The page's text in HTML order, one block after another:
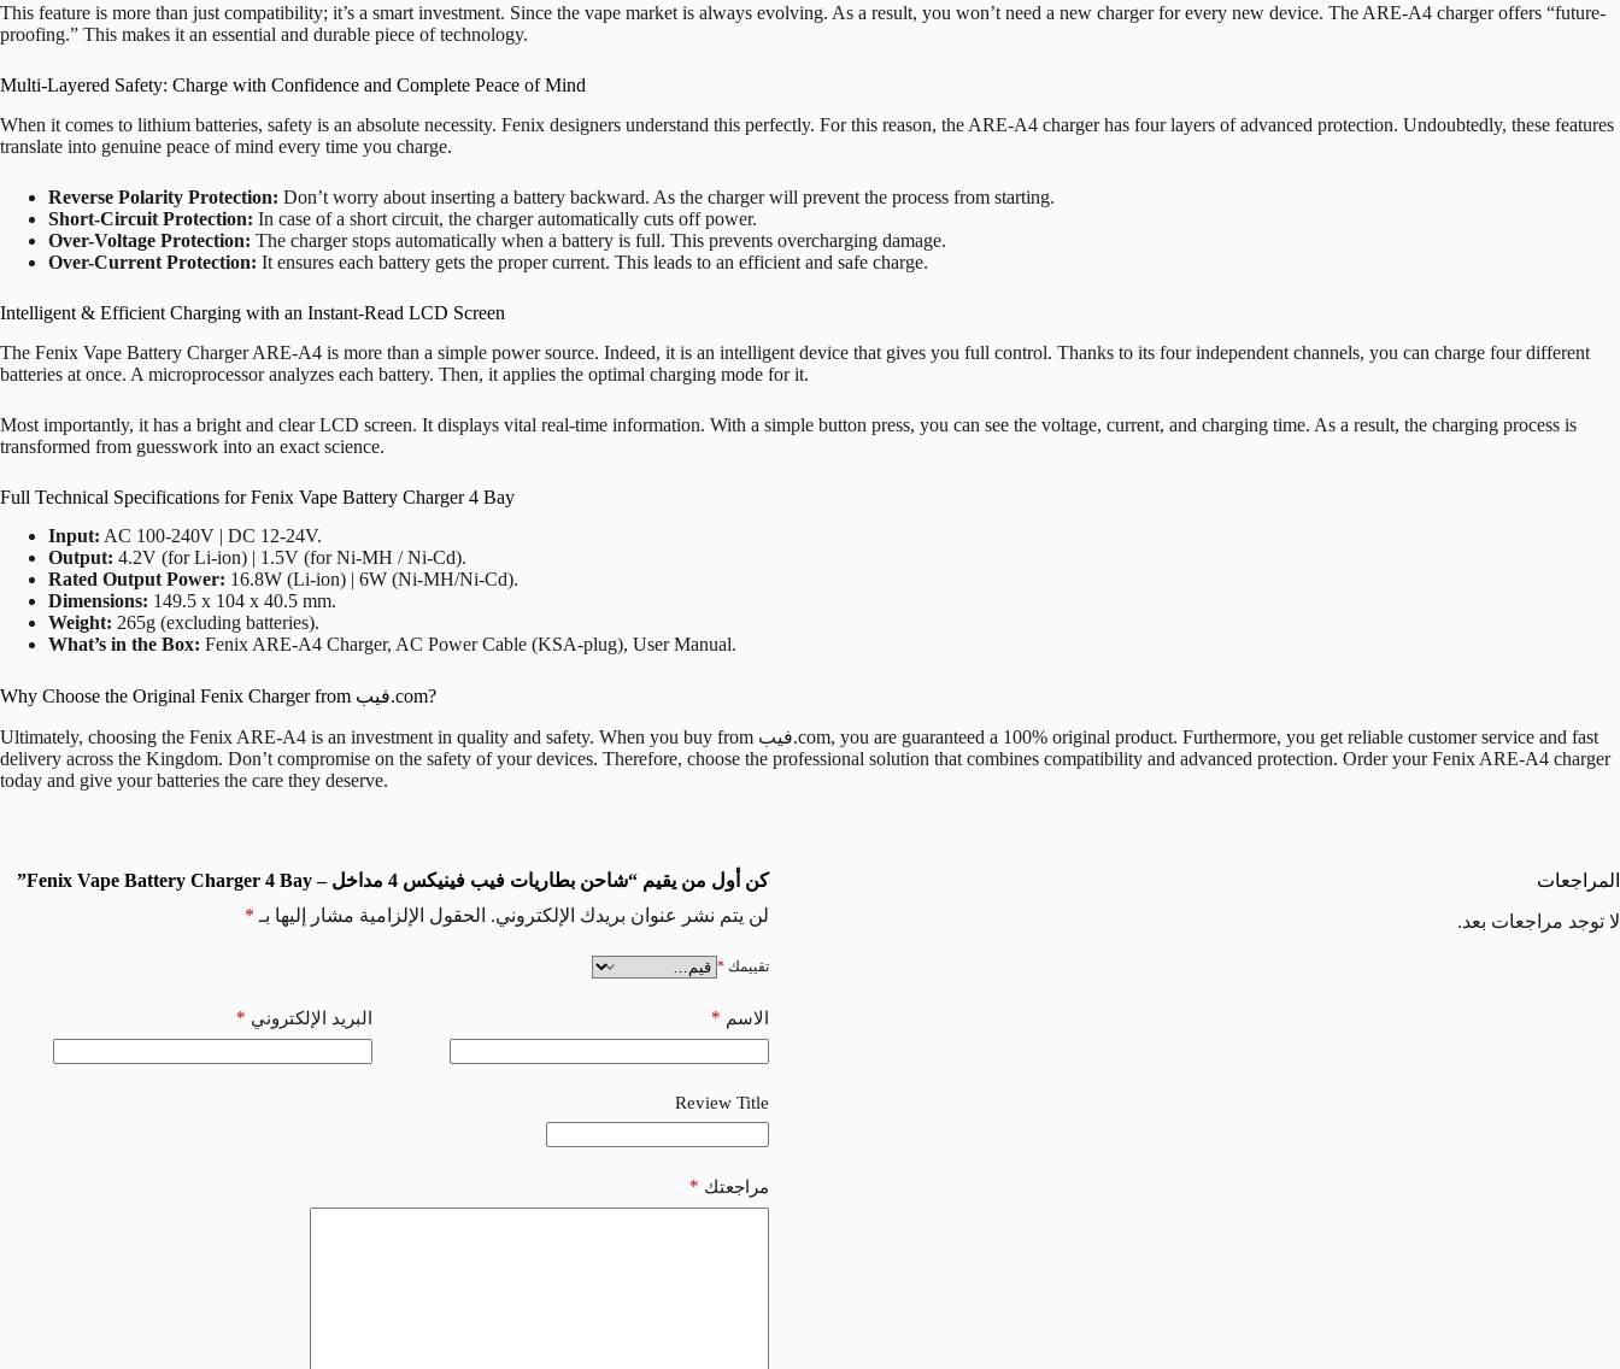
This feature is more than just compatibility; it’s a smart investment. Since the vape market is always evolving. As a result, you won’t need a new charger for every new device. The ARE-A4 charger offers “future-
proofing.” This makes it an essential and durable piece of technology.
Multi-Layered Safety: Charge with Confidence and Complete Peace of Mind
When it comes to lithium batteries, safety is an absolute necessity. Fenix designers understand this perfectly. For this reason, the ARE-A4 charger has four layers of advanced protection. Undoubtedly, these features
translate into genuine peace of mind every time you charge.
Reverse Polarity Protection: Don’t worry about inserting a battery backward. As the charger will prevent the process from starting.
Short-Circuit Protection: In case of a short circuit, the charger automatically cuts off power.
Over-Voltage Protection: The charger stops automatically when a battery is full. This prevents overcharging damage.
Over-Current Protection: It ensures each battery gets the proper current. This leads to an efficient and safe charge.
Intelligent & Efficient Charging with an Instant-Read LCD Screen
The Fenix Vape Battery Charger ARE-A4 is more than a simple power source. Indeed, it is an intelligent device that gives you full control. Thanks to its four independent channels, you can charge four different
batteries at once. A microprocessor analyzes each battery. Then, it applies the optimal charging mode for it.
Most importantly, it has a bright and clear LCD screen. It displays vital real-time information. With a simple button press, you can see the voltage, current, and charging time. As a result, the charging process is
transformed from guesswork into an exact science.
Full Technical Specifications for Fenix Vape Battery Charger 4 Bay
Input: AC 100-240V | DC 12-24V.
Output: 4.2V (for Li-ion) | 1.5V (for Ni-MH / Ni-Cd).
Rated Output Power: 16.8W (Li-ion) | 6W (Ni-MH/Ni-Cd).
Dimensions: 149.5 x 104 x 40.5 mm.
Weight: 265g (excluding batteries).
What’s in the Box: Fenix ARE-A4 Charger, AC Power Cable (KSA-plug), User Manual.
Why Choose the Original Fenix Charger from فيب.com?
Ultimately, choosing the Fenix ARE-A4 is an investment in quality and safety. When you buy from فيب.com, you are guaranteed a 100% original product. Furthermore, you get reliable customer service and fast
delivery across the Kingdom. Don’t compromise on the safety of your devices. Therefore, choose the professional solution that combines compatibility and advanced protection. Order your Fenix ARE-A4 charger
today and give your batteries the care they deserve.
المراجعات
لا توجد مراجعات بعد.
كن أول من يقيم “شاحن بطاريات فيب فينيكس 4 مداخل – Fenix Vape Battery Charger 4 Bay”
لن يتم نشر عنوان بريدك الإلكتروني. الحقول الإلزامية مشار إليها بـ *
تقييمك *
الاسم * البريد الإلكتروني *
Review Title
مراجعتك *